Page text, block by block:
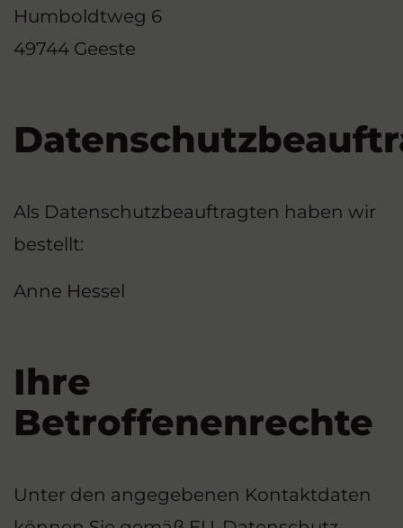
Humboldtweg 6
49744 Geeste
Als Datenschutzbeauftragten haben wir
bestellt:
Anne Hessel
Ihre
Betroffenenrechte
Unter den angegebenen Kontaktdaten